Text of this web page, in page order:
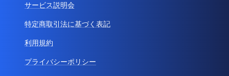
サービス説明会
特定商取引法に基づく表記
利用規約
プライバシーポリシー